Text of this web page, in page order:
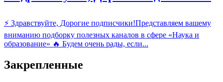
⚡️ Здравствуйте, Дорогие подписчики!Представляем вашему
вниманию подборку полезных каналов в сфере «Наука и
образование» 🔥 Будем очень рады, если...
Закрепленные